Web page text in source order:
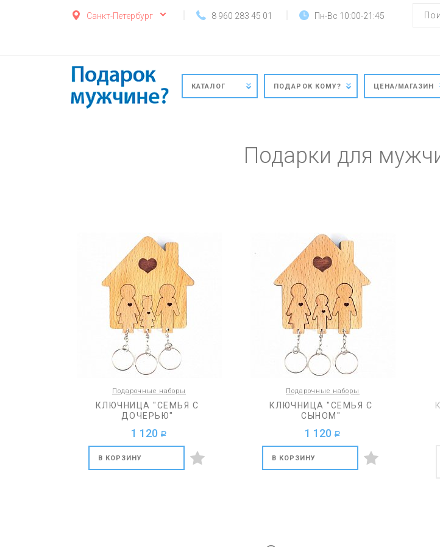
Санкт-Петербург 8 960 283 45 01 Пн-Вс 10:00-21:45
КАТАЛОГ ПОДАРОК КОМУ? ЦЕНА/МАГАЗИН
Подарки для
Подарочные наборы
КЛЮЧНИЦА "СЕМЬЯ С
ДОЧЕРЬЮ"
1 120 a
В КОРЗИНУ
Подарочные наборы
КЛЮЧНИЦА "СЕМЬЯ С
СЫНОМ"
1 120 a
В КОРЗИНУ